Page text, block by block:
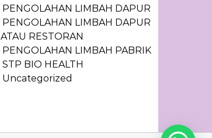
PENGOLAHAN LIMBAH DAPUR
PENGOLAHAN LIMBAH DAPUR
ATAU RESTORAN
PENGOLAHAN LIMBAH PABRIK
STP BIO HEALTH
Uncategorized